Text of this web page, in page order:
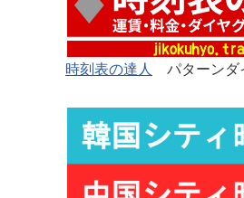
時刻表の達人 パターンダ